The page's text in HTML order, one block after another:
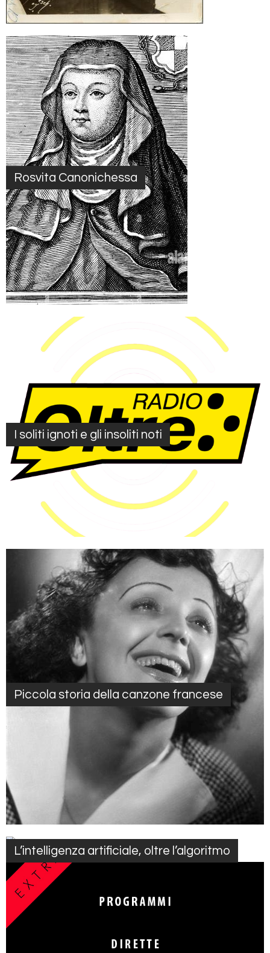
Rosvita Canonichessa
I soliti ignoti e gli insoliti noti
Piccola storia della canzone francese
L’intelligenza artificiale, oltre l’algoritmo